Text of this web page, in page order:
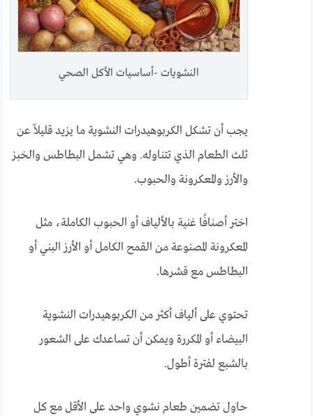
النشويات -أساسيات الأكل الصحي
يجب أن تشكل الكربوهيدرات النشوية ما يزيد قليلاً عن
ثلث الطعام الذي تتناوله. وهي تشمل البطاطس والخبز
والأرز والمعكرونة والحبوب.
اختر أصنافًا غنية بالألياف أو الحبوب الكاملة، مثل
المعكرونة المصنوعة من القمح الكامل أو الأرز البني أو
البطاطس مع قشرها.
تحتوي على ألياف أكثر من الكربوهيدرات النشوية
البيضاء أو المكررة ويمكن أن تساعدك على الشعور
بالشبع لفترة أطول.
حاول تضمين طعام نشوي واحد على الأقل مع كل